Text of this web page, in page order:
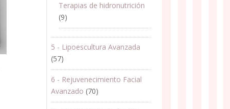
Terapias de hidronutrición
(9)
5 - Lipoescultura Avanzada
(57)
6 - Rejuvenecimiento Facial
Avanzado (70)